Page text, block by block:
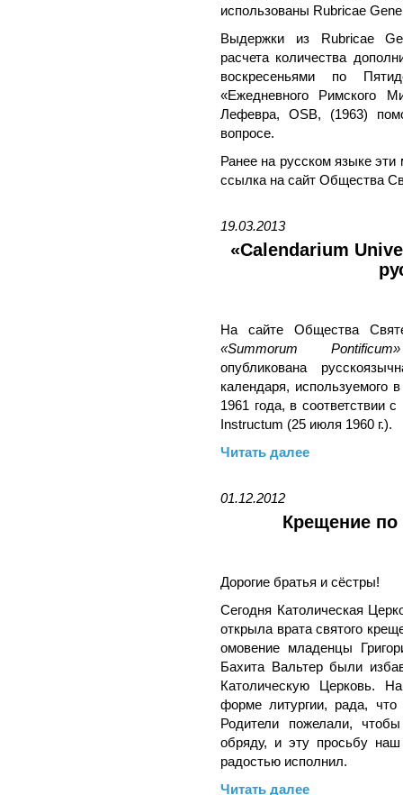
использованы Rubricae
Выдержки из Rubricae
расчета количества
воскресеньями по
«Ежедневного Римского
Лефевра, OSB, (1963)
вопросе.
Ранее на русском языке
ссылка на сайт Общества
19.03.2013
«Calendarium
На сайте Общества
«Summorum Pontificum»
опубликована
календаря, используемого
1961 года, в соответствии
Instructum (25 июля 1960 г.).
Читать далее
01.12.2012
Крещение
Дорогие братья и сёстры!
Сегодня Католическая
открыла врата святого
омовение младенцы
Бахита Вальтер были
Католическую Церковь.
форме литургии, рада,
Родители пожелали,
обряду, и эту просьбу
радостью исполнил.
Читать далее